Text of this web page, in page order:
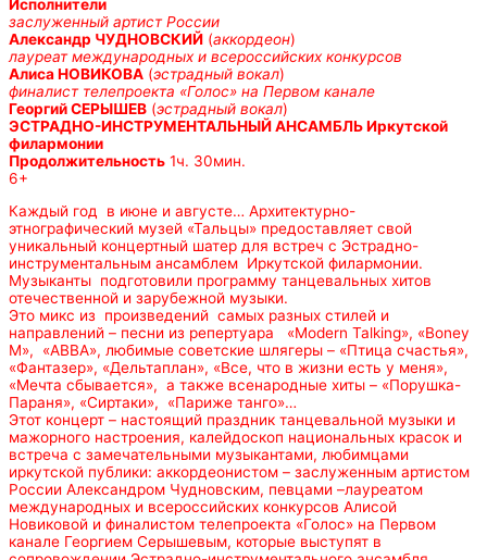
Исполнители
заслуженный артист России
Александр ЧУДНОВСКИЙ (аккордеон)
лауреат международных и всероссийских конкурсов
Алиса НОВИКОВА (эстрадный вокал)
финалист телепроекта «Голос» на Первом канале
Георгий СЕРЫШЕВ (эстрадный вокал)
ЭСТРАДНО-ИНСТРУМЕНТАЛЬНЫЙ АНСАМБЛЬ Иркутской
филармонии
Продолжительность 1ч. 30мин.
6+
Каждый год в июне и августе… Архитектурно-
этнографический музей «Тальцы» предоставляет свой
уникальный концертный шатер для встреч с Эстрадно-
инструментальным ансамблем Иркутской филармонии.
Музыканты подготовили программу танцевальных хитов
отечественной и зарубежной музыки.
Это микс из произведений самых разных стилей и
направлений – песни из репертуара «Modern Talking», «Boney
M», «АВВА», любимые советские шлягеры – «Птица счастья»,
«Фантазер», «Дельтаплан», «Все, что в жизни есть у меня»,
«Мечта сбывается», а также всенародные хиты – «Порушка-
Параня», «Сиртаки», «Париже танго»…
Этот концерт – настоящий праздник танцевальной музыки и
мажорного настроения, калейдоскоп национальных красок и
встреча с замечательными музыкантами, любимцами
иркутской публики: аккордеонистом – заслуженным артистом
России Александром Чудновским, певцами –лауреатом
международных и всероссийских конкурсов Алисой
Новиковой и финалистом телепроекта «Голос» на Первом
канале Георгием Серышевым, которые выступят в